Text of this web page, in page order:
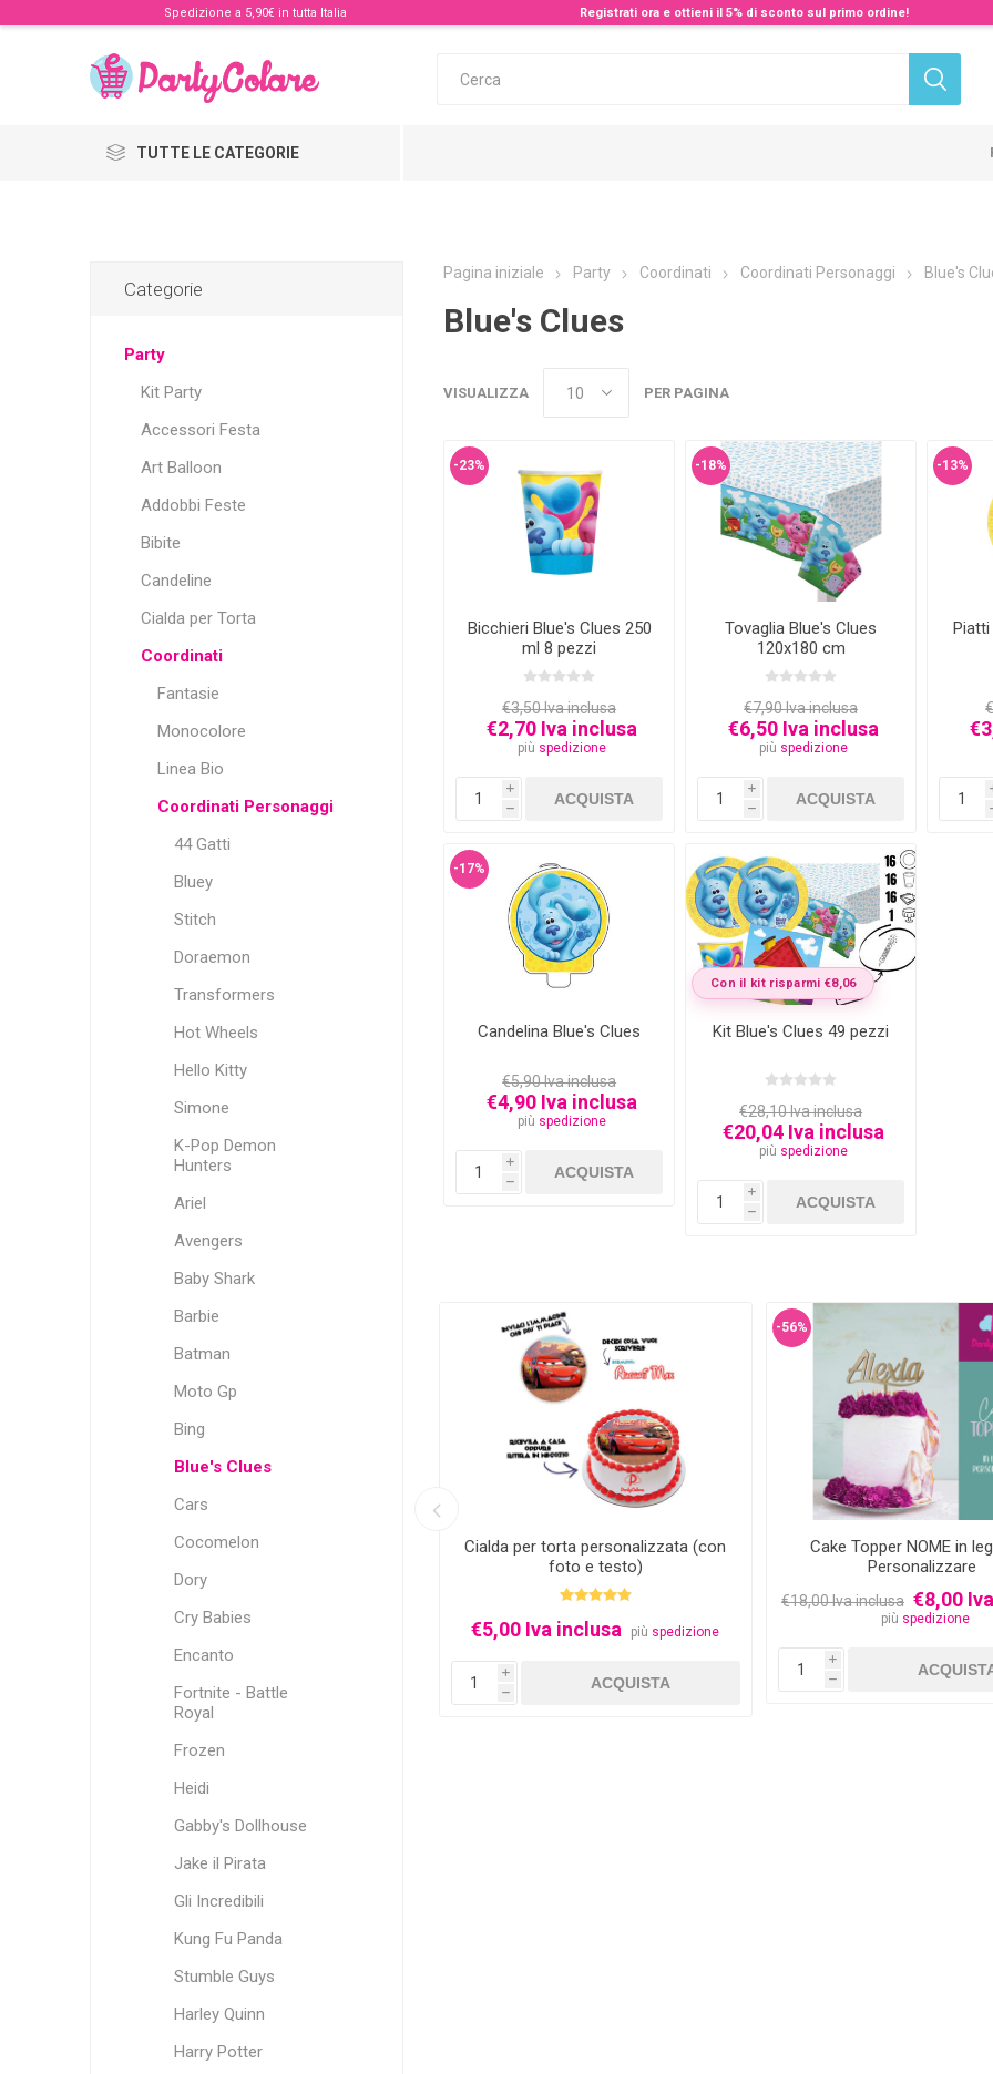
Spedizione a 5,90€ in tutta Italia Registrati ora e ottieni il 5% di sconto sul primo ordine!
TUTTE LE CATEGORIE
Pagina iniziale Party Coordinati Coordinati Personaggi Blue's
Blue's Clues
VISUALIZZA PER PAGINA
-23%
Bicchieri Blue's Clues 250
ml 8 pezzi
€3,50 Iva inclusa
€2,70 Iva inclusa
più spedizione
i
h
-18%
Tovaglia Blue's Clues
120x180 cm
€7,90 Iva inclusa
€6,50 Iva inclusa
più spedizione
i
h
-13%
-17%
Candelina Blue's Clues
€5,90 Iva inclusa
€4,90 Iva inclusa
più spedizione
i
h
Con il kit risparmi €8,06
Kit Blue's Clues 49 pezzi
€28,10 Iva inclusa
€20,04 Iva inclusa
più spedizione
i
h
Nome Personalizzato in Plexiglass
€5,00 Iva inclusa
h
Cialda per torta personalizzata (con
foto e testo)
€5,00 Iva inclusa più spedizione
i
h
-56%
Cake Topper NOME in
Personalizzare
€18,00 Iva inclusa €8,00
più spedizione
i
h
Categorie
Party
Kit Party
Accessori Festa
Art Balloon
Addobbi Feste
Bibite
Candeline
Cialda per Torta
Coordinati
Fantasie
Monocolore
Linea Bio
Coordinati Personaggi
44 Gatti
Bluey
Stitch
Doraemon
Transformers
Hot Wheels
Hello Kitty
Simone
K-Pop Demon
Hunters
Ariel
Avengers
Baby Shark
Barbie
Batman
Moto Gp
Bing
Blue's Clues
Cars
Cocomelon
Dory
Cry Babies
Encanto
Fortnite - Battle
Royal
Frozen
Heidi
Gabby's Dollhouse
Jake il Pirata
Gli Incredibili
Kung Fu Panda
Stumble Guys
Harley Quinn
Harry Potter